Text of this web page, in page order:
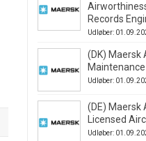
Records
Udløber:
(DK) Maersk
Udløber:
(DE) Maersk
Licensed
Udløber: